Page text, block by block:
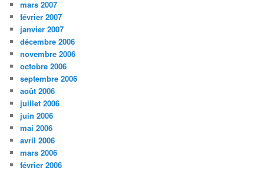
mars 2007
février 2007
janvier 2007
décembre 2006
novembre 2006
octobre 2006
septembre 2006
août 2006
juillet 2006
juin 2006
mai 2006
avril 2006
mars 2006
février 2006